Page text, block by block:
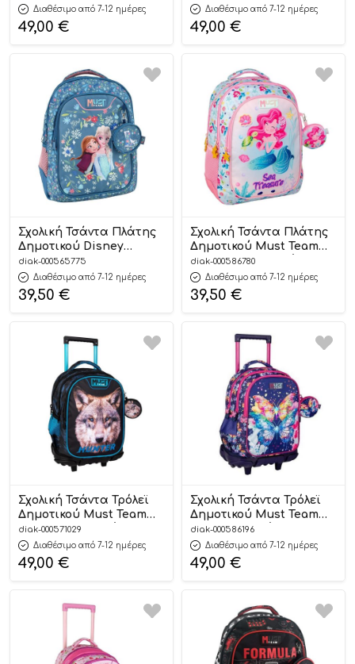
Θήκες (34x20x45cm)
5205698751509
Διαθέσιμο από 7-12 ημέρες
49,00 €
Θήκες (34x20x44cm)
5205698829819
Διαθέσιμο από 7-12 ημέρες
49,00 €
Σχολική Τσάντα Πλάτης
Δημοτικού Disney
Frozen Blue Must Team 3
Θήκες (32x18x43cm)
5205698806490
diak-000565775
Διαθέσιμο από 7-12 ημέρες
39,50 €
Σχολική Τσάντα Πλάτης
Δημοτικού Must Team
Sea Treasure 3 Θήκες
(32x18x43cm)
5205698758522
diak-000586780
Διαθέσιμο από 7-12 ημέρες
39,50 €
Σχολική Τσάντα Τρόλεϊ
Δημοτικού Must Team
Wolf Hunter 3 Θήκες
(34x20x45cm)
5205698751523
diak-000571029
Διαθέσιμο από 7-12 ημέρες
49,00 €
Σχολική Τσάντα Τρόλεϊ
Δημοτικού Must Team
Butterfly 3 Θήκες
(34x20x44cm)
5205698730252
diak-000586196
Διαθέσιμο από 7-12 ημέρες
49,00 €